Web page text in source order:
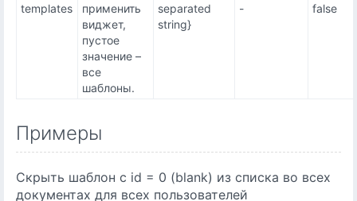
templates
применить
виджет,
пустое
значение –
все
шаблоны.
separated
string}
- false
Примеры
Скрыть шаблон с id = 0 (blank) из списка во всех
документах для всех пользователей